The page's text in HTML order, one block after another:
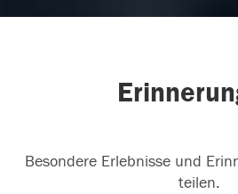
Besondere Erlebnisse und
teilen.